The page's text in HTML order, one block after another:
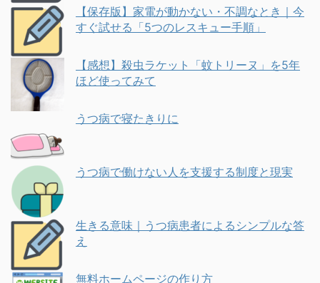
【保存版】家電が動かない・不調なとき｜今
すぐ試せる「5つのレスキュー手順」
【感想】殺虫ラケット「蚊トリーヌ」を5年
ほど使ってみて
うつ病で寝たきりに
うつ病で働けない人を支援する制度と現実
生きる意味｜うつ病患者によるシンプルな答
え
無料ホームページの作り方